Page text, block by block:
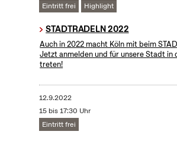
Eintritt frei Highlight
STADTRADELN 2022
Auch in 2022 macht Köln mit beim
Jetzt anmelden und für unsere Stadt in
treten!
12.9.2022
15 bis 17:30 Uhr
Eintritt frei